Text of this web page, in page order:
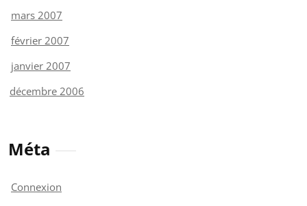
mars 2007
février 2007
janvier 2007
décembre 2006
Méta
Connexion